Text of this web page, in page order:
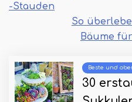
-Stauden
So
Bäume
Beste und
30